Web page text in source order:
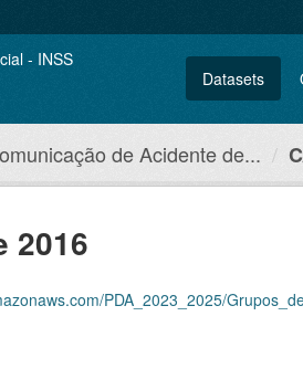
Datasets
de Acidente de...
2016
Grupos_de_dados/